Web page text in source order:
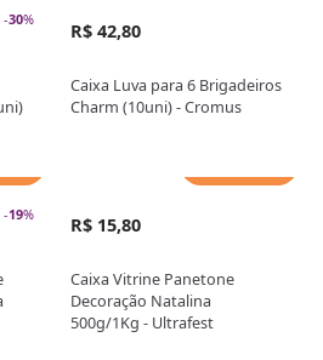
-30% R$ 42,80
Caixa Luva para 6 Brigadeiros
Charm (10uni) - Cromus
-19% R$ 15,80
Caixa Vitrine Panetone
Decoração Natalina
500g/1Kg - Ultrafest